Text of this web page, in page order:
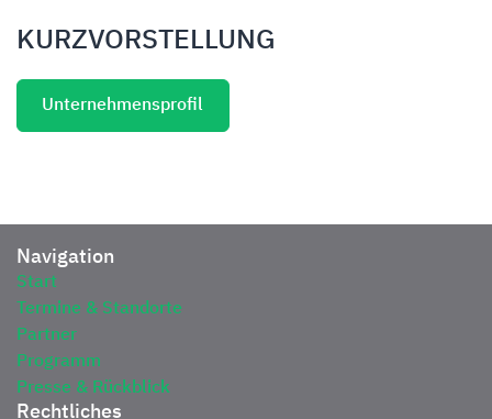
KURZVORSTELLUNG
Unternehmensprofil
Navigation
Start
Termine & Standorte
Partner
Programm
Presse & Rückblick
Rechtliches